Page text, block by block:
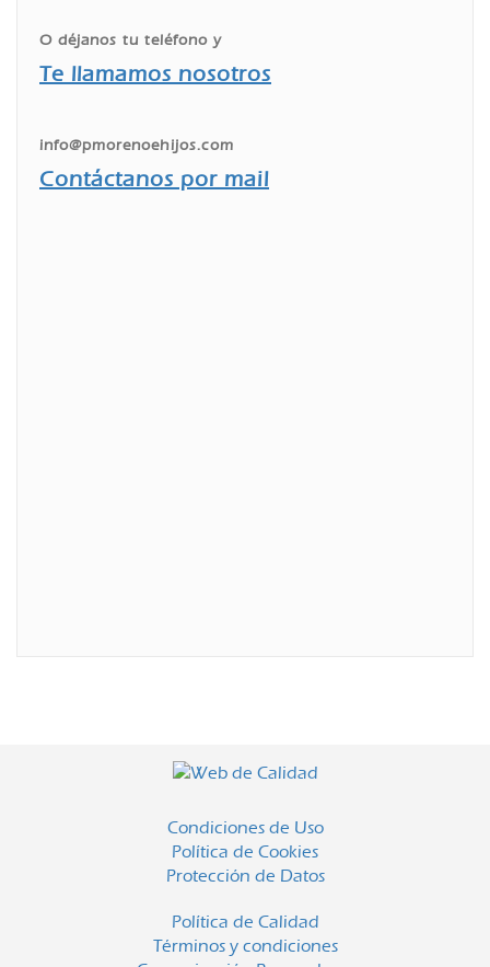
O déjanos tu teléfono y
Te llamamos nosotros
info@pmorenoehijos.com
Contáctanos por mail
Condiciones de Uso
Política de Cookies
Protección de Datos
Política de Calidad
Términos y condiciones